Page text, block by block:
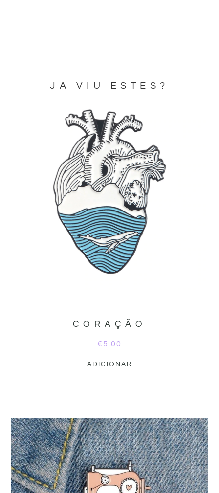
JA VIU ESTES?
CORAÇÃO
€ 5.00
ADICIONAR